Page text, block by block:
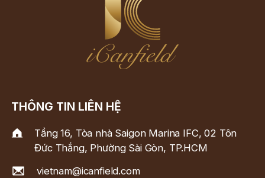
THÔNG TIN LIÊN HỆ
Tầng 16, Tòa nhà Saigon Marina IFC, 02 Tôn
Đức Thắng, Phường Sài Gòn, TP.HCM
vietnam@icanfield.com